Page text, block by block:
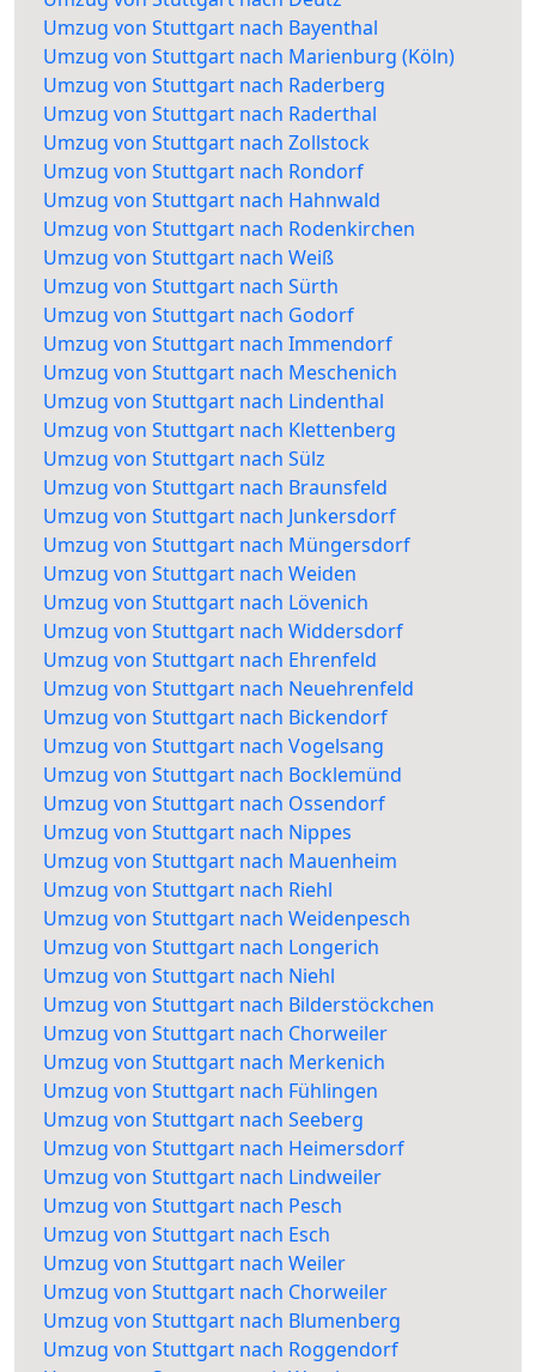
Umzug von Stuttgart nach Bayenthal
Umzug von Stuttgart nach Marienburg (Köln)
Umzug von Stuttgart nach Raderberg
Umzug von Stuttgart nach Raderthal
Umzug von Stuttgart nach Zollstock
Umzug von Stuttgart nach Rondorf
Umzug von Stuttgart nach Hahnwald
Umzug von Stuttgart nach Rodenkirchen
Umzug von Stuttgart nach Weiß
Umzug von Stuttgart nach Sürth
Umzug von Stuttgart nach Godorf
Umzug von Stuttgart nach Immendorf
Umzug von Stuttgart nach Meschenich
Umzug von Stuttgart nach Lindenthal
Umzug von Stuttgart nach Klettenberg
Umzug von Stuttgart nach Sülz
Umzug von Stuttgart nach Braunsfeld
Umzug von Stuttgart nach Junkersdorf
Umzug von Stuttgart nach Müngersdorf
Umzug von Stuttgart nach Weiden
Umzug von Stuttgart nach Lövenich
Umzug von Stuttgart nach Widdersdorf
Umzug von Stuttgart nach Ehrenfeld
Umzug von Stuttgart nach Neuehrenfeld
Umzug von Stuttgart nach Bickendorf
Umzug von Stuttgart nach Vogelsang
Umzug von Stuttgart nach Bocklemünd
Umzug von Stuttgart nach Ossendorf
Umzug von Stuttgart nach Nippes
Umzug von Stuttgart nach Mauenheim
Umzug von Stuttgart nach Riehl
Umzug von Stuttgart nach Weidenpesch
Umzug von Stuttgart nach Longerich
Umzug von Stuttgart nach Niehl
Umzug von Stuttgart nach Bilderstöckchen
Umzug von Stuttgart nach Chorweiler
Umzug von Stuttgart nach Merkenich
Umzug von Stuttgart nach Fühlingen
Umzug von Stuttgart nach Seeberg
Umzug von Stuttgart nach Heimersdorf
Umzug von Stuttgart nach Lindweiler
Umzug von Stuttgart nach Pesch
Umzug von Stuttgart nach Esch
Umzug von Stuttgart nach Weiler
Umzug von Stuttgart nach Chorweiler
Umzug von Stuttgart nach Blumenberg
Umzug von Stuttgart nach Roggendorf